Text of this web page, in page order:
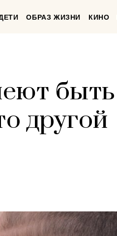
ОБРАЗ ЖИЗНИ КИНО
быть
другой